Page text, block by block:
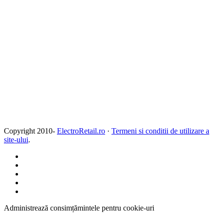
Copyright 2010- ElectroRetail.ro · Termeni si conditii de utilizare a
site-ului.
Administrează consimțămintele pentru cookie-uri